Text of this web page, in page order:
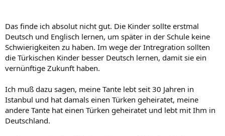
Das finde ich absolut nicht gut. Die Kinder sollte erstmal
Deutsch und Englisch lernen, um später in der Schule keine
Schwierigkeiten zu haben. Im wege der Intregration sollten
die Türkischen Kinder besser Deutsch lernen, damit sie ein
vernünftige Zukunft haben.
Ich muß dazu sagen, meine Tante lebt seit 30 Jahren in
Istanbul und hat damals einen Türken geheiratet, meine
andere Tante hat einen Türken geheiratet und lebt mit Ihm in
Deutschland.